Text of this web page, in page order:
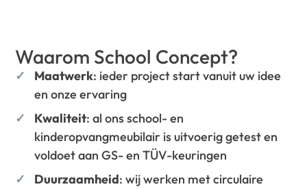
Waarom School Concept?
Maatwerk: ieder project start vanuit uw idee
en onze ervaring
Kwaliteit: al ons school- en
kinderopvangmeubilair is uitvoerig getest en
voldoet aan GS- en TÜV-keuringen
Duurzaamheid: wij werken met circulaire